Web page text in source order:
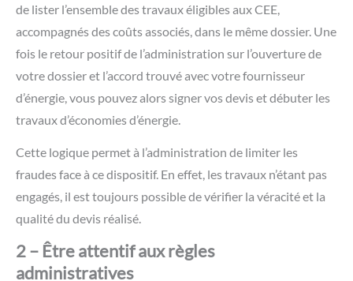
de lister l’ensemble des travaux éligibles aux CEE,
accompagnés des coûts associés, dans le même dossier. Une
fois le retour positif de l’administration sur l’ouverture de
votre dossier et l’accord trouvé avec votre fournisseur
d’énergie, vous pouvez alors signer vos devis et débuter les
travaux d’économies d’énergie.
Cette logique permet à l’administration de limiter les
fraudes face à ce dispositif. En effet, les travaux n’étant pas
engagés, il est toujours possible de vérifier la véracité et la
qualité du devis réalisé.
2 – Être attentif aux règles
administratives